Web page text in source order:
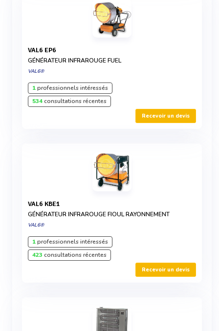
VAL6 EP6
GÉNÉRATEUR INFRAROUGE FUEL
VAL6®
1professionnels intéressés
534consultations récentes
Recevoir un devis
VAL6 KBE1
GÉNÉRATEUR INFRAROUGE FIOUL RAYONNEMENT
VAL6®
1professionnels intéressés
423 consultations récentes
Recevoir un devis